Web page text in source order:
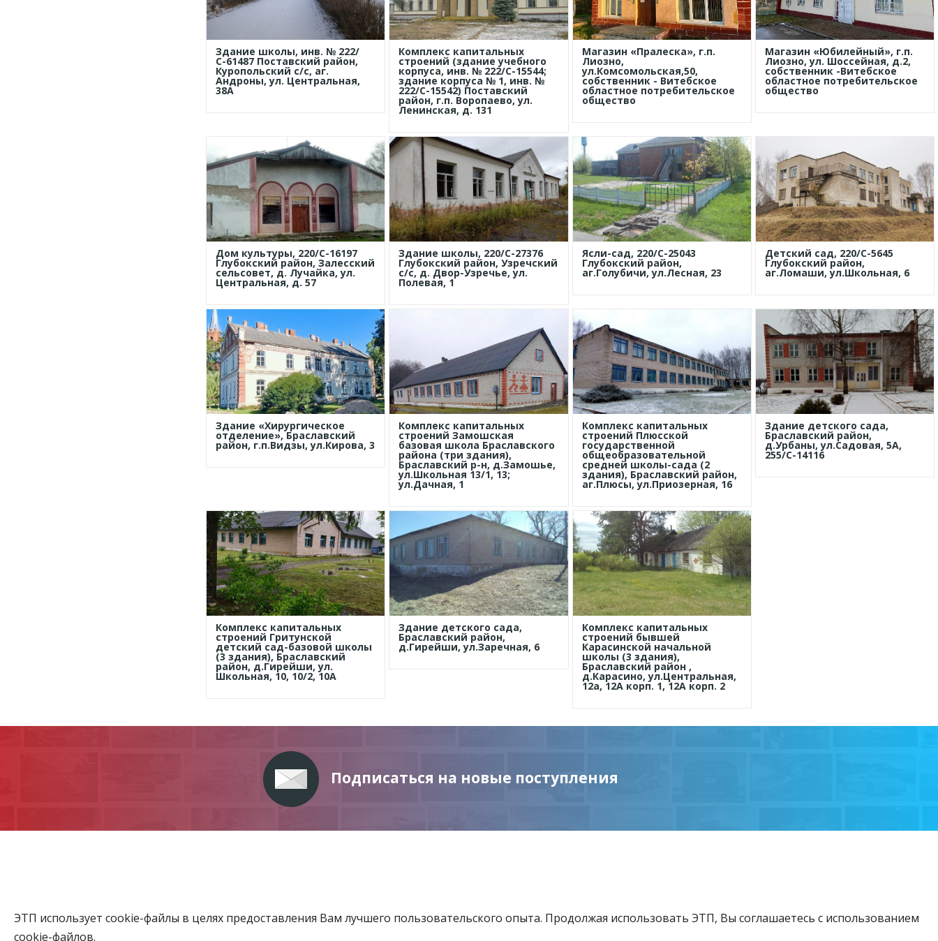
Здание школы, инв. № 222/
С-61487 Поставский район,
Куропольский с/с, аг.
Андроны, ул. Центральная,
38А
Комплекс капитальных
строений (здание учебного
корпуса, инв. № 222/С-15544;
здание корпуса № 1, инв. №
222/С-15542) Поставский
район, г.п. Воропаево, ул.
Ленинская, д. 131
Магазин «Пралеска», г.п.
Лиозно,
ул.Комсомольская,50,
собственник - Витебское
областное потребительское
общество
Магазин «Юбилейный», г.п.
Лиозно, ул. Шоссейная, д.2,
собственник -Витебское
областное потребительское
общество
Дом культуры, 220/С-16197
Глубокский район, Залесский
сельсовет, д. Лучайка, ул.
Центральная, д. 57
Здание школы, 220/C-27376
Глубокский район, Узречский
с/с, д. Двор-Узречье, ул.
Полевая, 1
Ясли-сад, 220/С-25043
Глубокский район,
аг.Голубичи, ул.Лесная, 23
Детский сад, 220/С-5645
Глубокский район,
аг.Ломаши, ул.Школьная, 6
Здание «Хирургическое
отделение», Браславский
район, г.п.Видзы, ул.Кирова, 3
Комплекс капитальных
строений Замошская
базовая школа Браславского
района (три здания),
Браславский р-н, д.Замошье,
ул.Школьная 13/1, 13;
ул.Дачная, 1
Комплекс капитальных
строений Плюсской
государственной
общеобразовательной
средней школы-сада (2
здания), Браславский район,
аг.Плюсы, ул.Приозерная, 16
Здание детского сада,
Браславский район,
д.Урбаны, ул.Садовая, 5А,
255/С-14116
Комплекс капитальных
строений Гритунской
детский сад-базовой школы
(3 здания), Браславский
район, д.Гирейши, ул.
Школьная, 10, 10/2, 10А
Здание детского сада,
Браславский район,
д.Гирейши, ул.Заречная, 6
Комплекс капитальных
строений бывшей
Карасинской начальной
школы (3 здания),
Браславский район ,
д.Карасино, ул.Центральная,
12а, 12А корп. 1, 12А корп. 2
Подписаться на новые поступления
ЭТП использует cookie-файлы в целях предоставления Вам лучшего пользовательского опыта. Продолжая использовать ЭТП, Вы соглашаетесь с использованием
cookie-файлов.